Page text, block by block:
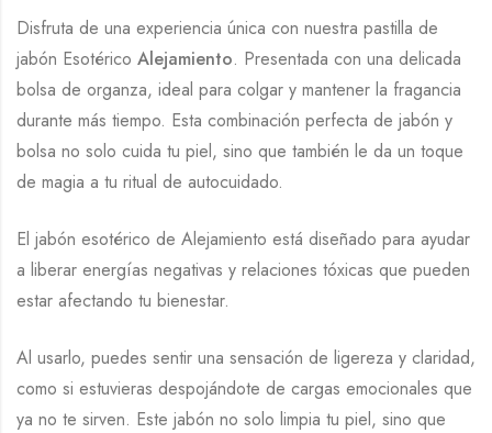
Disfruta de una experiencia única con nuestra pastilla de
jabón Esotérico Alejamiento. Presentada con una delicada
bolsa de organza, ideal para colgar y mantener la fragancia
durante más tiempo. Esta combinación perfecta de jabón y
bolsa no solo cuida tu piel, sino que también le da un toque
de magia a tu ritual de autocuidado.
El jabón esotérico de Alejamiento está diseñado para ayudar
a liberar energías negativas y relaciones tóxicas que pueden
estar afectando tu bienestar.
Al usarlo, puedes sentir una sensación de ligereza y claridad,
como si estuvieras despojándote de cargas emocionales que
ya no te sirven. Este jabón no solo limpia tu piel, sino que